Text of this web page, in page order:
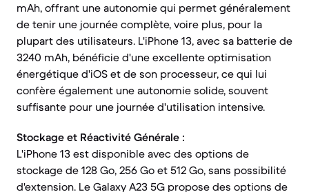
mAh, offrant une autonomie qui permet généralement
de tenir une journée complète, voire plus, pour la
plupart des utilisateurs. L'iPhone 13, avec sa batterie de
3240 mAh, bénéficie d'une excellente optimisation
énergétique d'iOS et de son processeur, ce qui lui
confère également une autonomie solide, souvent
suffisante pour une journée d'utilisation intensive.
Stockage et Réactivité Générale :
L'iPhone 13 est disponible avec des options de
stockage de 128 Go, 256 Go et 512 Go, sans possibilité
d'extension. Le Galaxy A23 5G propose des options de